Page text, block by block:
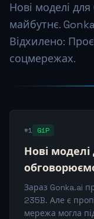
Нові моделі
майбутнє.
Відхилено:
соцмережах.
#1 GiP
Нові
Зараз Gonka.ai
235B. Але є
мережа могла